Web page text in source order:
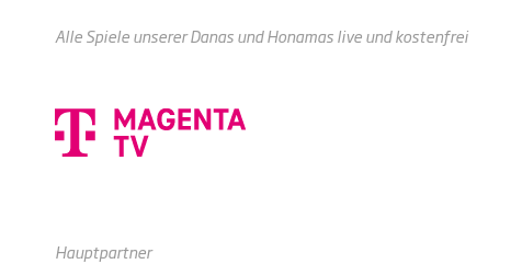
Alle Spiele unserer Danas und Honamas live und kostenfrei
Hauptpartner